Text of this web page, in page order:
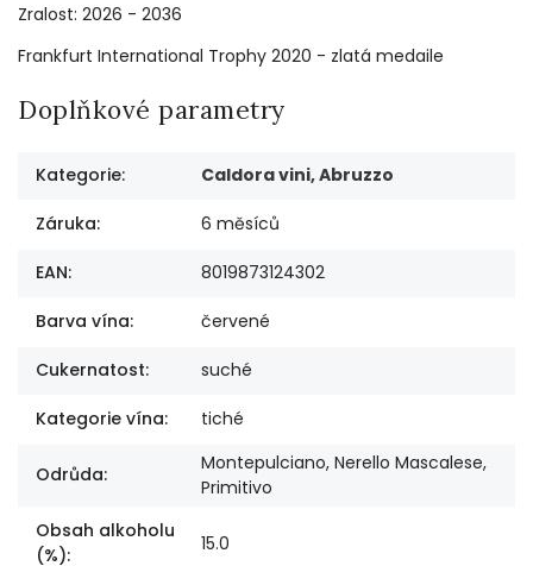
Zralost: 2026 - 2036
Frankfurt International Trophy 2020 - zlatá medaile
Doplňkové parametry
Kategorie: Caldora vini, Abruzzo
Záruka: 6 měsíců
EAN: 8019873124302
Barva vína: červené
Cukernatost: suché
Kategorie vína: tiché
Odrůda:
Montepulciano, Nerello Mascalese,
Primitivo
Obsah alkoholu
(%): 15.0